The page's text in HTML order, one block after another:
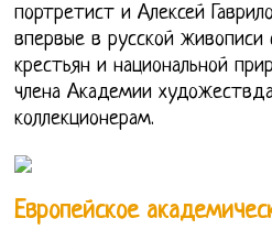
портретист и Алексей
впервые в русской живописи
крестьян и национальной
члена Академии
коллекционерам.
Европейское